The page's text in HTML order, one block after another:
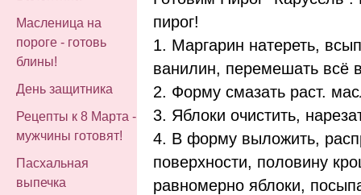
Масленица на
пороге - готовь
блины!
День защитника
Рецепты к 8 Марта -
мужчины готовят!
Пасхальная
выпечка
пирог!
1. Маргарин натереть,
ванилин, перемешать всё
2. Форму смазать раст.
3. Яблоки очистить,
4. В форму выложить,
поверхности, половину
равномерно яблоки,